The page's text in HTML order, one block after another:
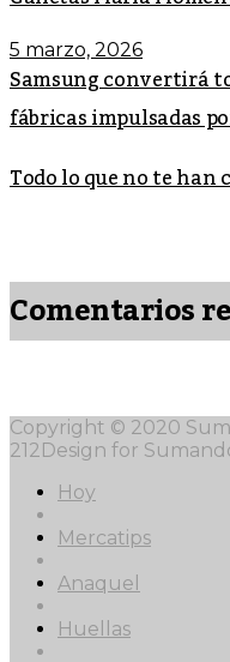
5 marzo, 2026
Samsung convertirá
fábricas impulsadas
Todo lo que no te han
Comentarios
Copyright © 2020
212Design for
Hoy
Mercatips
Anaquel
Huellas